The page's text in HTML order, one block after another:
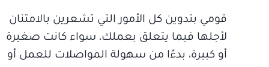
قومي بتدوين كل الأمور التي تشعرين بالامتنان
لأجلها فيما يتعلق بعملك، سواء كانت صغيرة
أو كبيرة، بدءًا من سهولة المواصلات للعمل أو